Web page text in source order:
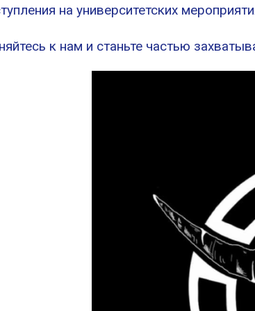
на университетских
к нам и станьте частью